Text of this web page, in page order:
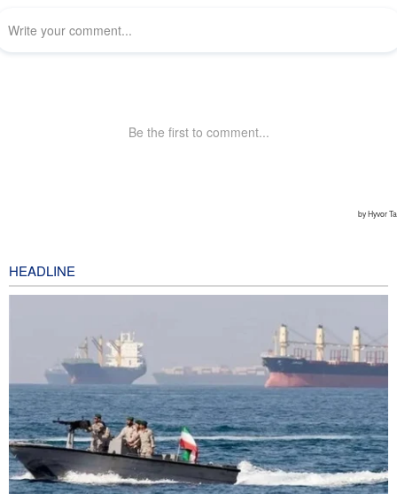
HEADLINE